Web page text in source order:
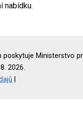
nabídku.
Ministerstvo
2026.